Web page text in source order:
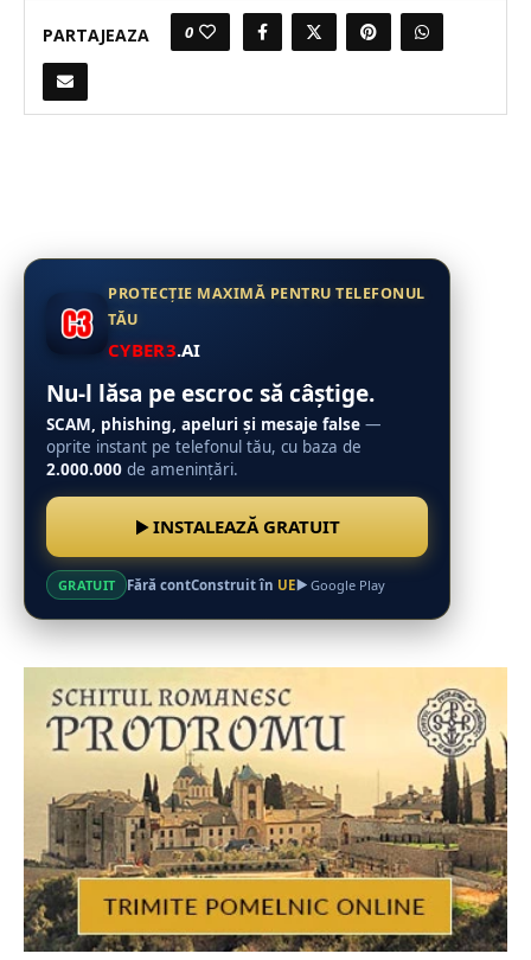
PARTAJEAZA 0
PROTECȚIE MAXIMĂ PENTRU TELEFONUL
TĂU
CYBER3.AI
Nu-l lăsa pe escroc să câștige.
SCAM, phishing, apeluri și mesaje false —
oprite instant pe telefonul tău, cu baza de
2.000.000 de amenințări.
INSTALEAZĂ GRATUIT
GRATUIT Fără contConstruit în UE Google Play